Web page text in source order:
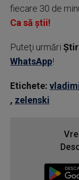
fiecare 30 de
Ca să știi!
Puteţi urmări
WhatsApp!
Etichete:
, zelenski